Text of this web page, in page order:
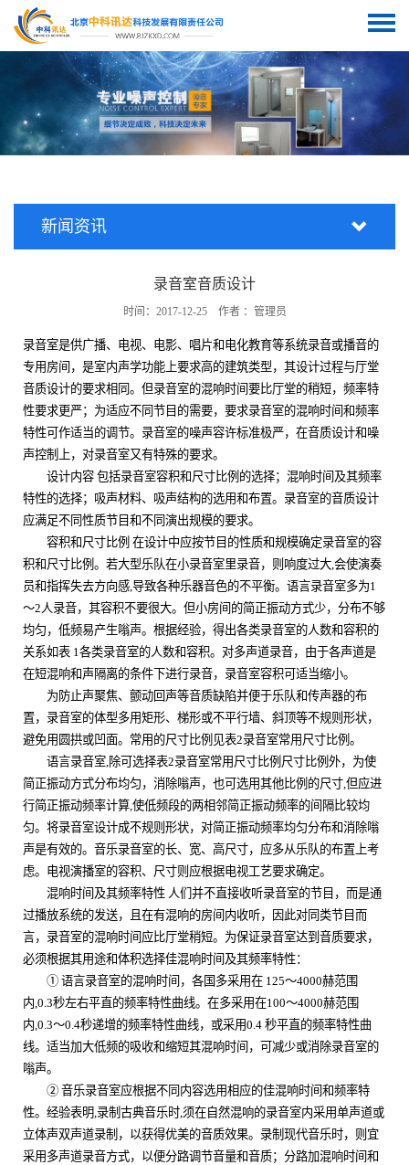
新闻资讯
录音室音质设计
时间：2017-12-25 作者 ：管理员
录音室是供广播、电视、电影、唱片和电化教育等系统录音或播音的
专用房间，是室内声学功能上要求高的建筑类型，其设计过程与厅堂
音质设计的要求相同。但录音室的混响时间要比厅堂的稍短，频率特
性要求更严；为适应不同节目的需要，要求录音室的混响时间和频率
特性可作适当的调节。录音室的噪声容许标准极严，在音质设计和噪
声控制上，对录音室又有特殊的要求。
设计内容 包括录音室容积和尺寸比例的选择；混响时间及其频率
特性的选择；吸声材料、吸声结构的选用和布置。录音室的音质设计
应满足不同性质节目和不同演出规模的要求。
容积和尺寸比例 在设计中应按节目的性质和规模确定录音室的容
积和尺寸比例。若大型乐队在小录音室里录音，则响度过大,会使演奏
员和指挥失去方向感,导致各种乐器音色的不平衡。语言录音室多为1
～2人录音，其容积不要很大。但小房间的简正振动方式少，分布不够
均匀，低频易产生嗡声。根据经验，得出各类录音室的人数和容积的
关系如表 1各类录音室的人数和容积。对多声道录音，由于各声道是
在短混响和声隔离的条件下进行录音，录音室容积可适当缩小。
为防止声聚焦、颤动回声等音质缺陷并便于乐队和传声器的布
置，录音室的体型多用矩形、梯形或不平行墙、斜顶等不规则形状，
避免用圆拱或凹面。常用的尺寸比例见表2录音室常用尺寸比例。
语言录音室,除可选择表2录音室常用尺寸比例尺寸比例外，为使
简正振动方式分布均匀，消除嗡声，也可选用其他比例的尺寸,但应进
行简正振动频率计算,使低频段的两相邻简正振动频率的间隔比较均
匀。将录音室设计成不规则形状，对简正振动频率均匀分布和消除嗡
声是有效的。音乐录音室的长、宽、高尺寸，应多从乐队的布置上考
虑。电视演播室的容积、尺寸则应根据电视工艺要求确定。
混响时间及其频率特性 人们并不直接收听录音室的节目，而是通
过播放系统的发送，且在有混响的房间内收听，因此对同类节目而
言，录音室的混响时间应比厅堂稍短。为保证录音室达到音质要求，
必须根据其用途和体积选择佳混响时间及其频率特性：
① 语言录音室的混响时间，各国多采用在 125～4000赫范围
内,0.3秒左右平直的频率特性曲线。在多采用在100～4000赫范围
内,0.3～0.4秒递增的频率特性曲线，或采用0.4 秒平直的频率特性曲
线。适当加大低频的吸收和缩短其混响时间，可减少或消除录音室的
嗡声。
② 音乐录音室应根据不同内容选用相应的佳混响时间和频率特
性。经验表明,录制古典音乐时,须在自然混响的录音室内采用单声道或
立体声双声道录制，以获得优美的音质效果。录制现代音乐时，则宜
采用多声道录音方式，以便分路调节音量和音质；分路加混响时间和